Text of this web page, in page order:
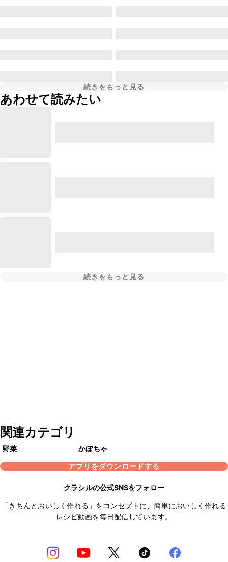
続きをもっと見る
あわせて読みたい
続きをもっと見る
関連カテゴリ
野菜
かぼちゃ
アプリをダウンロードする
クラシルの公式SNSをフォロー
「きちんとおいしく作れる」をコンセプトに、簡単においしく作れる
レシピ動画を毎日配信しています。